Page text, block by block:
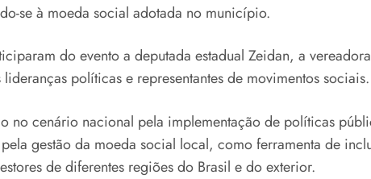
se à moeda social adotada no município.
do evento a deputada estadual Zeidan, a
políticas e representantes de movimentos sociais.
no cenário nacional pela implementação de políticas
gestão da moeda social local, como ferramenta de
de diferentes regiões do Brasil e do exterior.